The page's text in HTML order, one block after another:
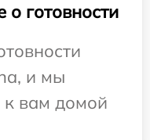
готовности
и мы
к вам домой